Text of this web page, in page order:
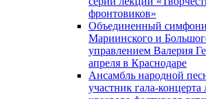
фронтовиков»
Объединенный
Мариинского и
управлением Валерия
апреля в Краснодаре
Ансамбль народной
участник гала-